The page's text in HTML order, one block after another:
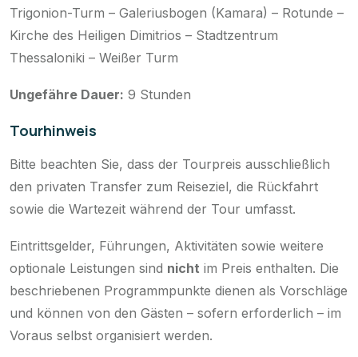
Trigonion-Turm – Galeriusbogen (Kamara) – Rotunde –
Kirche des Heiligen Dimitrios – Stadtzentrum
Thessaloniki – Weißer Turm
Ungefähre Dauer: 9 Stunden
Tourhinweis
Bitte beachten Sie, dass der Tourpreis ausschließlich
den privaten Transfer zum Reiseziel, die Rückfahrt
sowie die Wartezeit während der Tour umfasst.
Eintrittsgelder, Führungen, Aktivitäten sowie weitere
optionale Leistungen sind nicht im Preis enthalten. Die
beschriebenen Programmpunkte dienen als Vorschläge
und können von den Gästen – sofern erforderlich – im
Voraus selbst organisiert werden.